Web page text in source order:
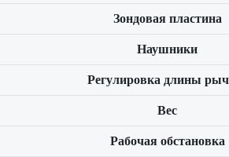
Зондовая пластина
Наушники
Регулировка длины
Вес
Рабочая обстановка